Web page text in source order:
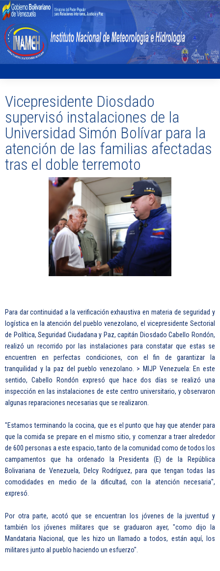
Vicepresidente Diosdado
supervisó instalaciones de la
Universidad Simón Bolívar para la
atención de las familias afectadas
tras el doble terremoto
Para dar continuidad a la verificación exhaustiva en materia de seguridad y
logística en la atención del pueblo venezolano, el vicepresidente Sectorial
de Política, Seguridad Ciudadana y Paz, capitán Diosdado Cabello Rondón,
realizó un recorrido por las instalaciones para constatar que estas se
encuentren en perfectas condiciones, con el fin de garantizar la
tranquilidad y la paz del pueblo venezolano. > MIJP Venezuela: En este
sentido, Cabello Rondón expresó que hace dos días se realizó una
inspección en las instalaciones de este centro universitario, y observaron
algunas reparaciones necesarias que se realizaron.
"Estamos terminando la cocina, que es el punto que hay que atender para
que la comida se prepare en el mismo sitio, y comenzar a traer alrededor
de 600 personas a este espacio, tanto de la comunidad como de todos los
campamentos que ha ordenado la Presidenta (E) de la República
Bolivariana de Venezuela, Delcy Rodríguez, para que tengan todas las
comodidades en medio de la dificultad, con la atención necesaria",
expresó.
Por otra parte, acotó que se encuentran los jóvenes de la juventud y
también los jóvenes militares que se graduaron ayer, "como dijo la
Mandataria Nacional, que les hizo un llamado a todos, están aquí, los
militares junto al pueblo haciendo un esfuerzo".